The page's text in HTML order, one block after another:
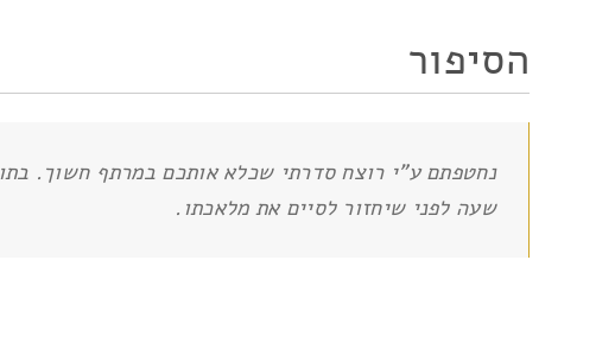
הסיפור
נחטפתם ע"י רוצח סדרתי שכלא אותכם במרתף חשוך.
שעה לפני שיחזור לסיים את מלאכתו.